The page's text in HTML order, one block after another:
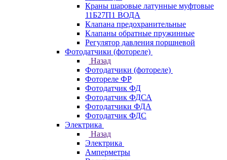
Краны шаровые латунные муфтовые
11Б27П1 ВОДА
Клапана предохранительные
Клапаны обратные пружинные
Регулятор давления поршневой
Фотодатчики (фотореле)
Назад
Фотодатчики (фотореле)
Фотореле ФР
Фотодатчик ФД
Фотодатчик ФДСА
Фотодатчики ФДА
Фотодатчик ФДС
Электрика
Назад
Электрика
Амперметры